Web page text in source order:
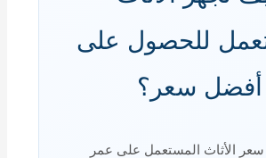
للحصول على
أفضل سعر؟
سعر الأثاث المستعمل على عمر